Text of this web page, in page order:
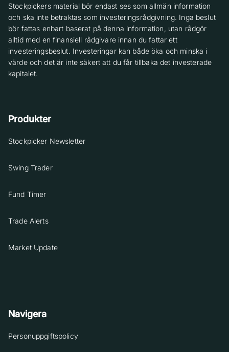
Stockpickers material bör endast ses som allmän information
och ska inte betraktas som investeringsrådgivning. Inga beslut
bör fattas enbart baserat på denna information, utan rådgör
alltid med en finansiell rådgivare innan du fattar ett
investeringsbeslut. Investeringar kan både öka och minska i
värde och det är inte säkert att du får tillbaka det investerade
kapitalet.
Produkter
Stockpicker Newsletter
Swing Trader
Fund Timer
Trade Alerts
Market Update
Navigera
Personuppgiftspolicy